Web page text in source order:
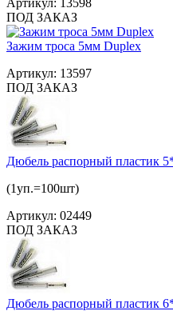
ПОД ЗАКАЗ
Зажим троса 5мм Duplex
Артикул: 13597
ПОД ЗАКАЗ
Дюбель распорный пластик
(1уп.=100шт)
Артикул: 02449
ПОД ЗАКАЗ
Дюбель распорный пластик